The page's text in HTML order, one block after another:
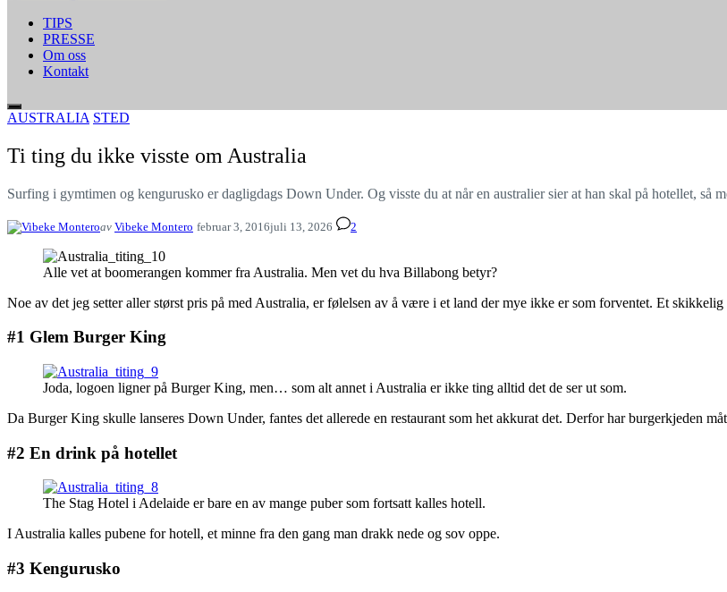
TIPS
PRESSE
Om oss
Kontakt
AUSTRALIA STED
Ti ting du ikke visste om Australia
Surfing i gymtimen og kengurusko er dagligdags Down Under. Og visste du at når en australier sier at han skal på hotellet, så
av Vibeke Montero februar 3, 2016juli 13, 2026 2
Alle vet at boomerangen kommer fra Australia. Men vet du hva Billabong betyr?
Noe av det jeg setter aller størst pris på med Australia, er følelsen av å være i et land der mye ikke er som forventet. Et
#1 Glem Burger King
Joda, logoen ligner på Burger King, men… som alt annet i Australia er ikke ting alltid det de ser ut som.
Da Burger King skulle lanseres Down Under, fantes det allerede en restaurant som het akkurat det. Derfor har burgerkjeden
#2 En drink på hotellet
The Stag Hotel i Adelaide er bare en av mange puber som fortsatt kalles hotell.
I Australia kalles pubene for hotell, et minne fra den gang man drakk nede og sov oppe.
#3 Kengurusko